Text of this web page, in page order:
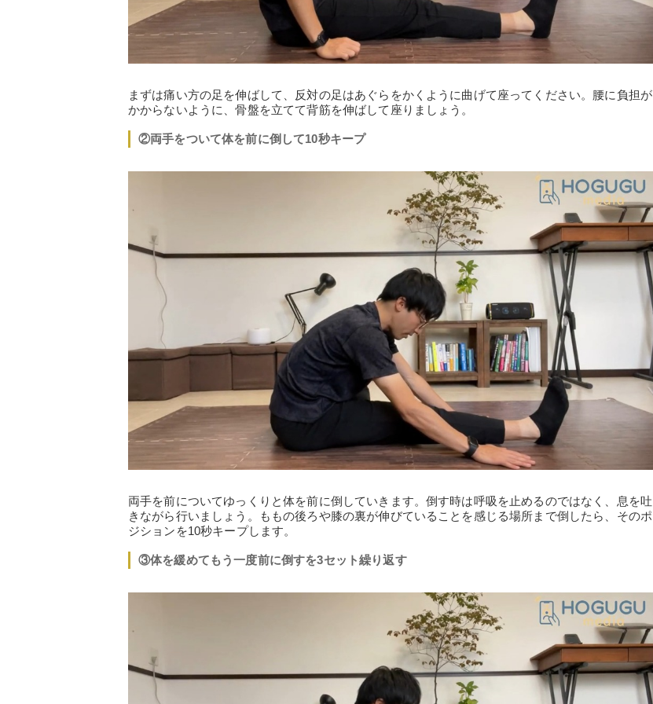
まずは痛い方の足を伸ばして、反対の足はあぐらをかくように曲げて座ってください。腰に負担が
かからないように、骨盤を立てて背筋を伸ばして座りましょう。
②両手をついて体を前に倒して10秒キープ
両手を前についてゆっくりと体を前に倒していきます。倒す時は呼吸を止めるのではなく、息を吐
きながら行いましょう。ももの後ろや膝の裏が伸びていることを感じる場所まで倒したら、そのポ
ジションを10秒キープします。
③体を緩めてもう一度前に倒すを3セット繰り返す